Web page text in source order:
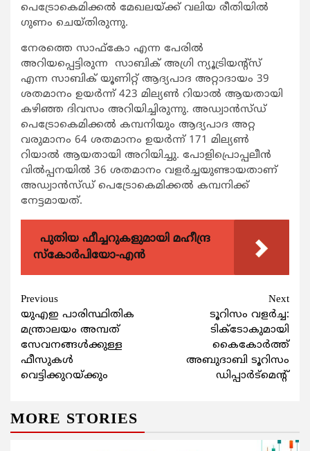
പെട്രോകെമിക്കല്‍ മേഖലയ്ക്ക് വലിയ രീതിയില്‍
ഗുണം ചെയ്തിരുന്നു.
നേരത്തെ സാഫ്‌കോ എന്ന പേരില്‍
അറിയപ്പെട്ടിരുന്ന സാബിക് അഗ്രി ന്യൂട്രിയന്റ്‌സ്
എന്ന സാബിക് യൂണിറ്റ് ആദ്യപാദ അറ്റാദായം 39
ശതമാനം ഉയര്‍ന്ന് 423 മില്യണ്‍ റിയാല്‍ ആയതായി
കഴിഞ്ഞ ദിവസം അറിയിച്ചിരുന്നു. അഡ്വാന്‍സ്ഡ്
പെട്രോകെമിക്കല്‍ കമ്പനിയും ആദ്യപാദ അറ്റ
വരുമാനം 64 ശതമാനം ഉയര്‍ന്ന് 171 മില്യണ്‍
റിയാല്‍ ആയതായി അറിയിച്ചു. പോളിപ്രൊപ്പലീന്‍
വില്‍പ്പനയില്‍ 36 ശതമാനം വളര്‍ച്ചയുണ്ടായതാണ്
അഡ്വാന്‍സ്ഡ് പെട്രോകെമിക്കല്‍ കമ്പനിക്ക്
നേട്ടമായത്.
പുതിയ ഫീച്ചറുകളുമായി മഹീന്ദ്ര
സ്കോർപിയോ-എൻ
Continue
Reading
Previous
യുഎഇ പാരിസ്ഥിതിക
മന്ത്രാലയം അമ്പത്
സേവനങ്ങള്‍ക്കുള്ള
ഫീസുകള്‍
വെട്ടിക്കുറയ്ക്കും
Next
ടൂറിസം വളര്‍ച്ച:
ടിക്‌ടോകുമായി
കൈകോര്‍ത്ത്
അബുദാബി ടൂറിസം
ഡിപ്പാര്‍ട്‌മെന്റ്
MORE STORIES